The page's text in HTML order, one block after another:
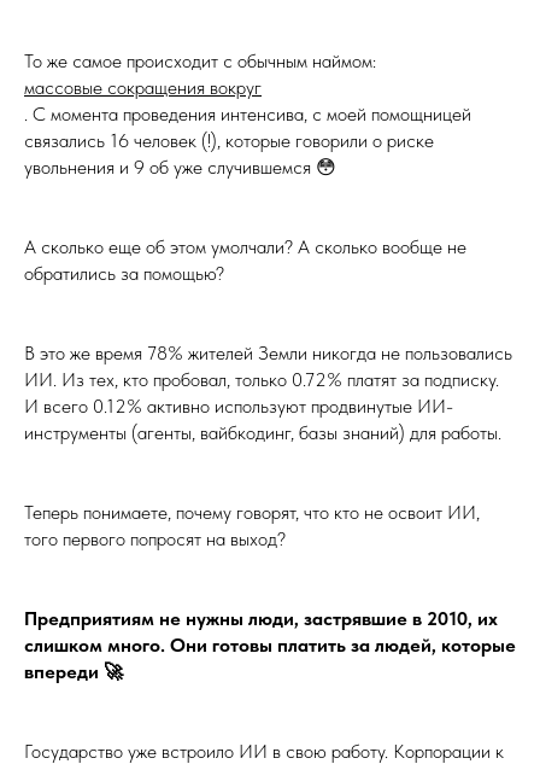
То же самое происходит с обычным наймом:
массовые сокращения вокруг
. С момента проведения интенсива, с моей помощницей
связались 16 человек (!), которые говорили о риске
увольнения и 9 об уже случившемся 😳
А сколько еще об этом умолчали? А сколько вообще не
обратились за помощью?
В это же время 78% жителей Земли никогда не пользовались
ИИ. Из тех, кто пробовал, только 0.72% платят за подписку.
И всего 0.12% активно используют продвинутые ИИ-
инструменты (агенты, вайбкодинг, базы знаний) для работы.
Теперь понимаете, почему говорят, что кто не освоит ИИ,
того первого попросят на выход?
Предприятиям не нужны люди, застрявшие в 2010, их
слишком много. Они готовы платить за людей, которые
впереди 🚀
Государство уже встроило ИИ в свою работу. Корпорации к